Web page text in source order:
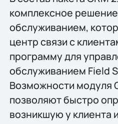
комплексное
обслуживанием,
центр связи с
программу для
обслуживанием Field
Возможности модуля
позволяют быстро
возникшую у клиента